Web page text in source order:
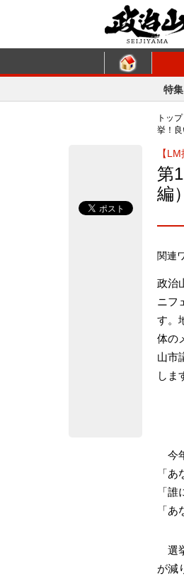
特集
トップ
挙！良
【
第
編）
関連
政治
ニフ
す。
体の
山市
しま
今
「
「
「
選
が減